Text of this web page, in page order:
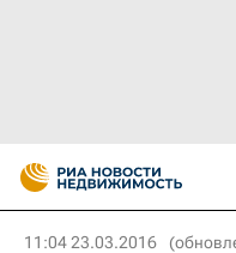
11:04 23.03.2016